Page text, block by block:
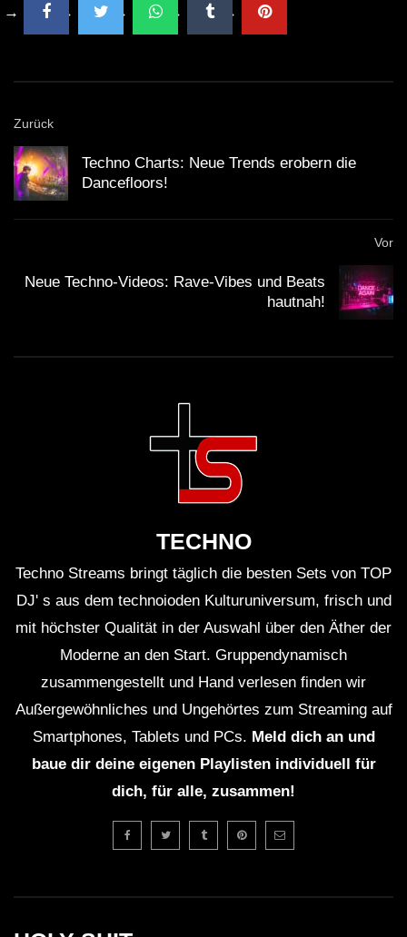
Zurück
Techno Charts: Neue Trends erobern die
Dancefloors!
Vor
Neue Techno-Videos: Rave-Vibes und Beats
hautnah!
TECHNO
Techno Streams bringt täglich die besten Sets von TOP
DJ' s aus dem technoioden Kulturuniversum, frisch und
mit höchster Qualität in der Auswahl über den Äther der
Moderne an den Start. Gruppendynamisch
zusammengestellt und Hand verlesen finden wir
Außergewöhnliches und Ungehörtes zum Streaming auf
Smartphones, Tablets und PCs. Meld dich an und
baue dir deine eigenen Playlisten individuell für
dich, für alle, zusammen!